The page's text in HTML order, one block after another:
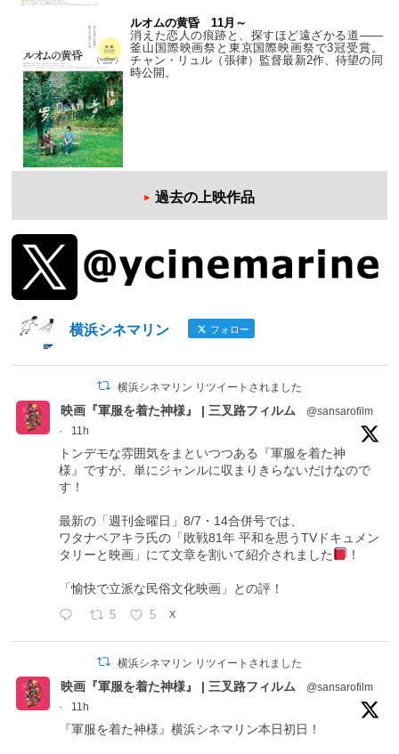
ルオムの黄昏 11月～
消えた恋人の痕跡と、探すほど遠ざかる道——
釜山国際映画祭と東京国際映画祭で3冠受賞。
チャン・リュル（張律）監督最新2作、待望の同
時公開。
過去の上映作品
横浜シネマリン フォロー
横浜シネマリン リツイートされました
映画『軍服を着た神様』 | 三叉路フィルム
@sansarofilm
·
11h
トンデモな雰囲気をまといつつある『軍服を着た神
様』ですが、単にジャンルに収まりきらないだけなので
す！
最新の「週刊金曜日」8/7・14合併号では、
ワタナベアキラ氏の「敗戦81年 平和を思うTVドキュメン
タリーと映画」にて文章を割いて紹介されました
！
「愉快で立派な民俗文化映画」との評！
5 5 X
横浜シネマリン リツイートされました
映画『軍服を着た神様』 | 三叉路フィルム
@sansarofilm
·
11h
『軍服を着た神様』横浜シネマリン本日初日！